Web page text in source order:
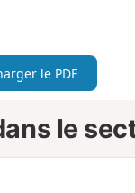
le PDF
le